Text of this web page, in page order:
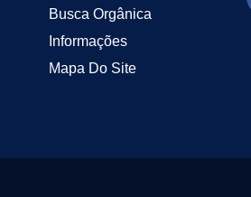
Busca Orgânica
Informações
Mapa Do Site